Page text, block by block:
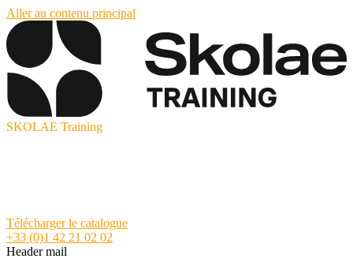
Aller au contenu principal
SKOLAE Training
Télécharger le catalogue
+33 (0)1 42 21 02 02
Header mail